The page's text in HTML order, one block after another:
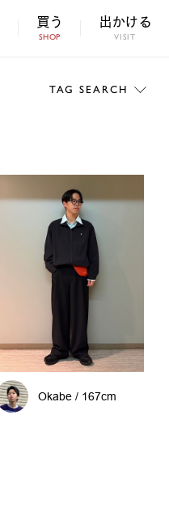
買う
SHOP
出かける
VISIT
TAG SEARCH
Okabe / 167cm